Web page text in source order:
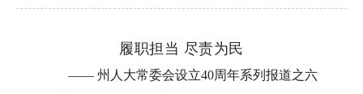
履职担当 尽责为民
—— 州人大常委会设立40周年系列报道之六